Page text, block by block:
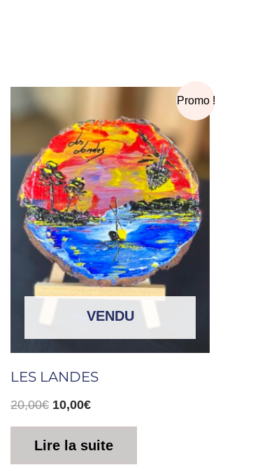
Promo !
VENDU
LES LANDES
20,00€
prix
initial
était :
20,00€.
10,00€
actuel
est :
10,00€.
Lire la suite